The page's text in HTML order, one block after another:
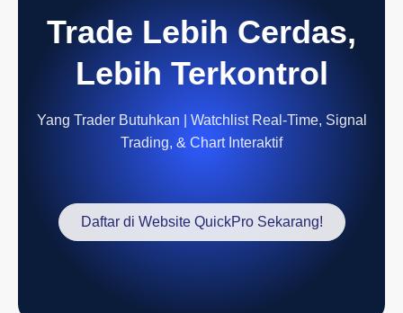
Trade Lebih Cerdas,
Lebih Terkontrol
Yang Trader Butuhkan | Watchlist Real-Time, Signal
Trading, & Chart Interaktif
Daftar di Website QuickPro Sekarang!